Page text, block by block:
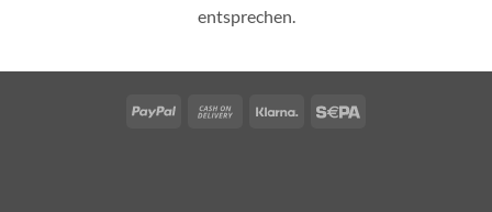
entsprechen.
PayPal
Cash
Klarna